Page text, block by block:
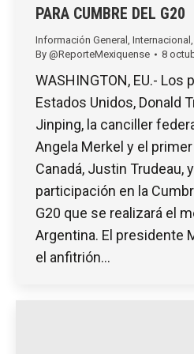
PARA CUMBRE DEL G20
Información General Internacional
By @ReporteMexiquense 8
WASHINGTON, EU.- Los
Estados Unidos, Donald
Jinping, la canciller
Angela Merkel y el
Canadá, Justin Trudeau,
participación en la
G20 que se realizará el
Argentina. El presidente
el anfitrión…